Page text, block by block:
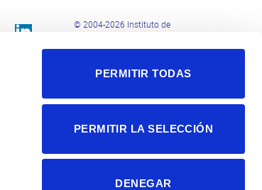
PERMITIR TODAS
PERMITIR LA SELECCIÓN
DENEGAR
© 2004-2026 Instituto de
Política de cookies
Aviso legal